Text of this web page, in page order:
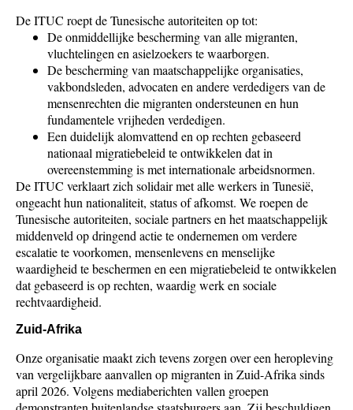
De ITUC roept de Tunesische autoriteiten op tot:
De onmiddellijke bescherming van alle migranten,
vluchtelingen en asielzoekers te waarborgen.
De bescherming van maatschappelijke organisaties,
vakbondsleden, advocaten en andere verdedigers van de
mensenrechten die migranten ondersteunen en hun
fundamentele vrijheden verdedigen.
Een duidelijk alomvattend en op rechten gebaseerd
nationaal migratiebeleid te ontwikkelen dat in
overeenstemming is met internationale arbeidsnormen.
De ITUC verklaart zich solidair met alle werkers in Tunesië,
ongeacht hun nationaliteit, status of afkomst. We roepen de
Tunesische autoriteiten, sociale partners en het maatschappelijk
middenveld op dringend actie te ondernemen om verdere
escalatie te voorkomen, mensenlevens en menselijke
waardigheid te beschermen en een migratiebeleid te ontwikkelen
dat gebaseerd is op rechten, waardig werk en sociale
rechtvaardigheid.
Zuid-Afrika
Onze organisatie maakt zich tevens zorgen over een heropleving
van vergelijkbare aanvallen op migranten in Zuid-Afrika sinds
april 2026. Volgens mediaberichten vallen groepen